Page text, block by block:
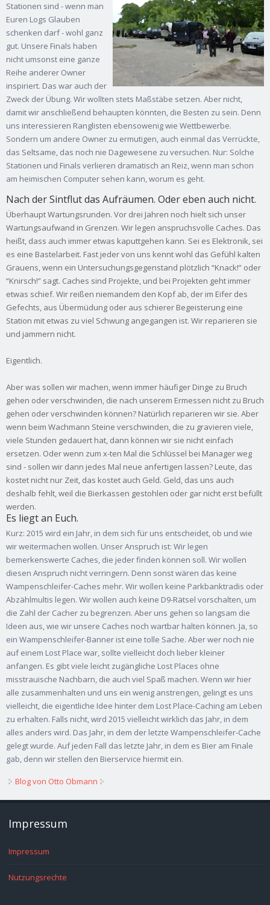
Stationen sind - wenn man
Euren Logs Glauben
schenken darf - wohl ganz
gut. Unsere Finals haben
nicht umsonst eine ganze
Reihe anderer Owner
inspiriert. Das war auch der
Zweck der Übung. Wir wollten stets Maßstäbe setzen. Aber nicht,
damit wir anschließend behaupten könnten, die Besten zu sein. Denn
uns interessieren Ranglisten ebensowenig wie Wettbewerbe.
Sondern um andere Owner zu ermutigen, auch einmal das Verrückte,
das Seltsame, das noch nie Dagewesene zu versuchen. Nur: Solche
Stationen und Finals verlieren dramatisch an Reiz, wenn man schon
am heimischen Computer sehen kann, worum es geht.
Nach der Sintflut das Aufräumen. Oder eben auch nicht.
Überhaupt Wartungsrunden. Vor drei Jahren noch hielt sich unser
Wartungsaufwand in Grenzen. Wir legen anspruchsvolle Caches. Das
heißt, dass auch immer etwas kaputtgehen kann. Sei es Elektronik, sei
es eine Bastelarbeit. Fast jeder von uns kennt wohl das Gefühl kalten
Grauens, wenn ein Untersuchungsgegenstand plötzlich “Knack!” oder
“Knirsch!” sagt. Caches sind Projekte, und bei Projekten geht immer
etwas schief. Wir reißen niemandem den Kopf ab, der im Eifer des
Gefechts, aus Übermüdung oder aus schierer Begeisterung eine
Station mit etwas zu viel Schwung angegangen ist. Wir reparieren sie
und jammern nicht.
Eigentlich.
Aber was sollen wir machen, wenn immer häufiger Dinge zu Bruch
gehen oder verschwinden, die nach unserem Ermessen nicht zu Bruch
gehen oder verschwinden können? Natürlich reparieren wir sie. Aber
wenn beim Wachmann Steine verschwinden, die zu gravieren viele,
viele Stunden gedauert hat, dann können wir sie nicht einfach
ersetzen. Oder wenn zum x-ten Mal die Schlüssel bei Manager weg
sind - sollen wir dann jedes Mal neue anfertigen lassen? Leute, das
kostet nicht nur Zeit, das kostet auch Geld. Geld, das uns auch
deshalb fehlt, weil die Bierkassen gestohlen oder gar nicht erst befüllt
werden.
Es liegt an Euch.
Kurz: 2015 wird ein Jahr, in dem sich für uns entscheidet, ob und wie
wir weitermachen wollen. Unser Anspruch ist: Wir legen
bemerkenswerte Caches, die jeder finden können soll. Wir wollen
diesen Anspruch nicht verringern. Denn sonst wären das keine
Wampenschleifer-Caches mehr. Wir wollen keine Parkbanktradis oder
Abzählmultis legen. Wir wollen auch keine D9-Rätsel vorschalten, um
die Zahl der Cacher zu begrenzen. Aber uns gehen so langsam die
Ideen aus, wie wir unsere Caches noch wartbar halten können. Ja, so
ein Wampenschleifer-Banner ist eine tolle Sache. Aber wer noch nie
auf einem Lost Place war, sollte vielleicht doch lieber kleiner
anfangen. Es gibt viele leicht zugängliche Lost Places ohne
misstrauische Nachbarn, die auch viel Spaß machen. Wenn wir hier
alle zusammenhalten und uns ein wenig anstrengen, gelingt es uns
vielleicht, die eigentliche Idee hinter dem Lost Place-Caching am Leben
zu erhalten. Falls nicht, wird 2015 vielleicht wirklich das Jahr, in dem
alles anders wird. Das Jahr, in dem der letzte Wampenschleifer-Cache
gelegt wurde. Auf jeden Fall das letzte Jahr, in dem es Bier am Finale
gab, denn wir stellen den Bierservice hiermit ein.
Blog von Otto Obmann
Impressum
Impressum
Nutzungsrechte